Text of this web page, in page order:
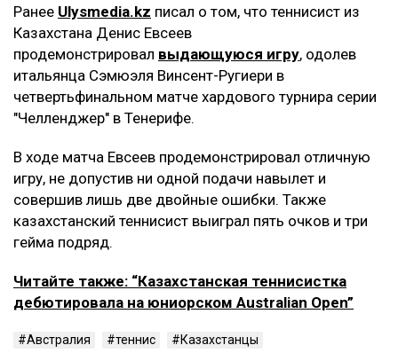
Ранее Ulysmedia.kz писал о том, что теннисист из
Казахстана Денис Евсеев
продемонстрировал выдающуюся игру, одолев
итальянца Сэмюэля Винсент-Ругиери в
четвертьфинальном матче хардового турнира серии
"Челленджер" в Тенерифе.
В ходе матча Евсеев продемонстрировал отличную
игру, не допустив ни одной подачи навылет и
совершив лишь две двойные ошибки. Также
казахстанский теннисист выиграл пять очков и три
гейма подряд.
Читайте также: “Казахстанская теннисистка
дебютировала на юниорском Australian Open”
Австралия теннис
Казахстанцы